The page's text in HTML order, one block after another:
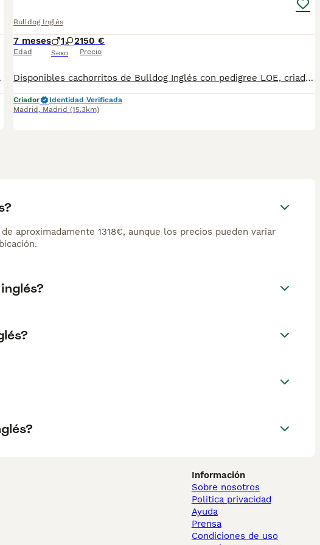
de campeones de belleza.
Bulldog Inglés
7 meses
Edad
1 2
Sexo
150 €
Precio
Disponibles cachorritos de Bulldog Inglés con pedigree LOE, criados en casa con mucho cariño y cuidados desde el primer día. Han tenido supervisión veterinaria continua, están muy sociables y acostumbrados al trato familiar. ✔️ Pedigree LOE ✔️ Vacunados y desparasitados ✔️ Microchip y revisión veterinaria ✔️ Padres sanos y de buen carácter ✔️ Entregamos personalmente para garantizar que llegan perfectos a su nueva familia Buscamos hogares responsables donde los quieran y cuiden como se merecen. Enviamos más fotos y vídeos por privado 😊. Preferiblemente llamadas y WhatsApp gracias.
Criador
Identidad Verificada
Madrid , Madrid (15.3km)
aproximadamente 1318€, aunque los precios pueden variar
Información
Sobre nosotros
Politica privacidad
Ayuda
Prensa
Condiciones de uso